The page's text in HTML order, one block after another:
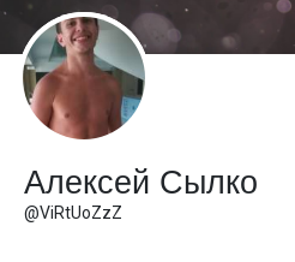
Алексей Сылко
@ViRtUoZzZ